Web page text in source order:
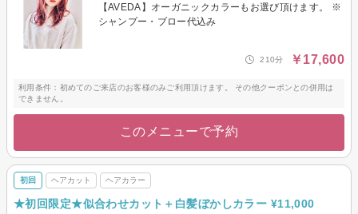
【AVEDA】オーガニックカラーもお選び頂けます。 ※
シャンプー・ブロー代込み
210分 ￥17,600
利用条件：初めてのご来店のお客様のみご利用頂けます。 その他クーポンとの併用は
できません。
このメニューで予約
初回 ヘアカット ヘアカラー
★初回限定★似合わせカット＋白髪ぼかしカラー ¥11,000